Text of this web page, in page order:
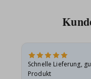
Schnelle Lieferung,
Produkt